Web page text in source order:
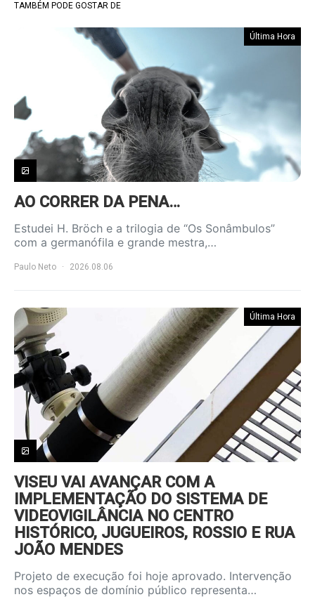
TAMBÉM PODE GOSTAR DE
Última Hora
AO CORRER DA PENA…
Estudei H. Bröch e a trilogia de “Os Sonâmbulos”
com a germanófila e grande mestra,…
Paulo Neto 2026.08.06
Última Hora
VISEU VAI AVANÇAR COM A
IMPLEMENTAÇÃO DO SISTEMA DE
VIDEOVIGILÂNCIA NO CENTRO
HISTÓRICO, JUGUEIROS, ROSSIO E RUA
JOÃO MENDES
Projeto de execução foi hoje aprovado. Intervenção
nos espaços de domínio público representa…